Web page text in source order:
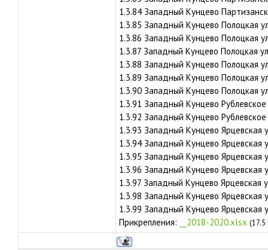
1.3.84 Западный Кунцево
1.3.85 Западный Кунцево Полоцкая
1.3.86 Западный Кунцево Полоцкая
1.3.87 Западный Кунцево Полоцкая
1.3.88 Западный Кунцево Полоцкая
1.3.89 Западный Кунцево Полоцкая
1.3.90 Западный Кунцево Полоцкая
1.3.91 Западный Кунцево
1.3.92 Западный Кунцево
1.3.93 Западный Кунцево Ярцевская
1.3.94 Западный Кунцево Ярцевская
1.3.95 Западный Кунцево Ярцевская
1.3.96 Западный Кунцево Ярцевская
1.3.97 Западный Кунцево Ярцевская
1.3.98 Западный Кунцево Ярцевская
1.3.99 Западный Кунцево Ярцевская
Прикрепления:
__2018-2020.xlsx (17.5